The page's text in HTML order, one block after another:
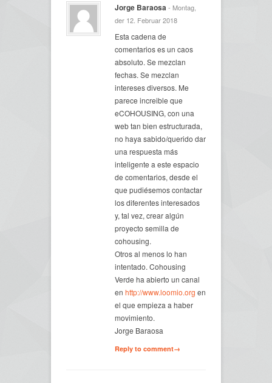
Jorge Baraosa- Montag,
der 12. Februar 2018
Esta cadena de
comentarios es un caos
absoluto. Se mezclan
fechas. Se mezclan
intereses diversos. Me
parece increible que
eCOHOUSING, con una
web tan bien estructurada,
no haya sabido/querido dar
una respuesta más
inteligente a este espacio
de comentarios, desde el
que pudiésemos contactar
los diferentes interesados
y, tal vez, crear algún
proyecto semilla de
cohousing.
Otros al menos lo han
intentado. Cohousing
Verde ha abierto un canal
en http://www.loomio.org en
el que empieza a haber
movimiento.
Jorge Baraosa
Reply to comment→